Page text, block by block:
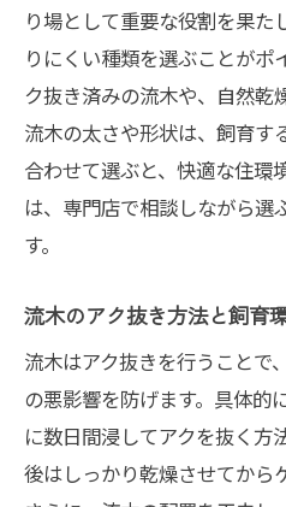
り場として重要な役割を果た
りにくい種類を選ぶことがポ
ク抜き済みの流木や、自然乾
流木の太さや形状は、飼育す
合わせて選ぶと、快適な住環
は、専門店で相談しながら選
す。
流木のアク抜き方法と飼育
流木はアク抜きを行うことで
の悪影響を防げます。具体的
に数日間浸してアクを抜く方
後はしっかり乾燥させてから